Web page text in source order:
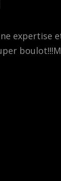
expertise